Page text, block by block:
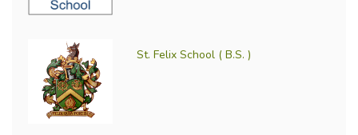
St. Felix School ( B.S. )